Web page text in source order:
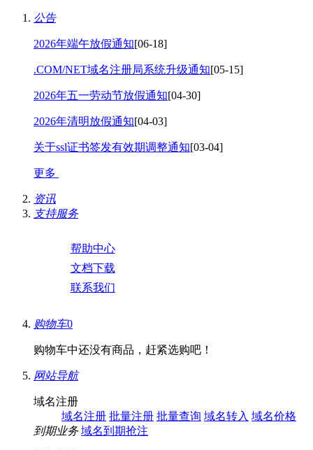
公告
2026年端午放假通知[06-18]
.COM/NET域名注册局系统升级通知[05-15]
2026年五一劳动节放假通知[04-30]
2026年清明放假通知[04-03]
关于ssl证书签发有效期调整通知[03-04]
更多
资讯
支持服务
帮助中心
文档下载
联系我们
购物车0
购物车中还没有商品，赶紧选购吧！
网站导航
域名注册
域名注册 批量注册 批量查询 域名转入 域名价格
到期业务 域名到期抢注